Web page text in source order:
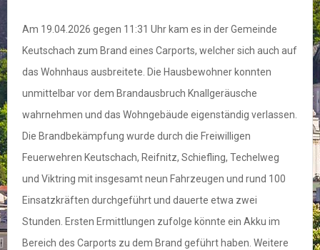
Am 19.04.2026 gegen 11:31 Uhr kam es in der Gemeinde
Keutschach zum Brand eines Carports, welcher sich auch auf
das Wohnhaus ausbreitete. Die Hausbewohner konnten
unmittelbar vor dem Brandausbruch Knallgeräusche
wahrnehmen und das Wohngebäude eigenständig verlassen.
Die Brandbekämpfung wurde durch die Freiwilligen
Feuerwehren Keutschach, Reifnitz, Schiefling, Techelweg
und Viktring mit insgesamt neun Fahrzeugen und rund 100
Einsatzkräften durchgeführt und dauerte etwa zwei
Stunden. Ersten Ermittlungen zufolge könnte ein Akku im
Bereich des Carports zu dem Brand geführt haben. Weitere